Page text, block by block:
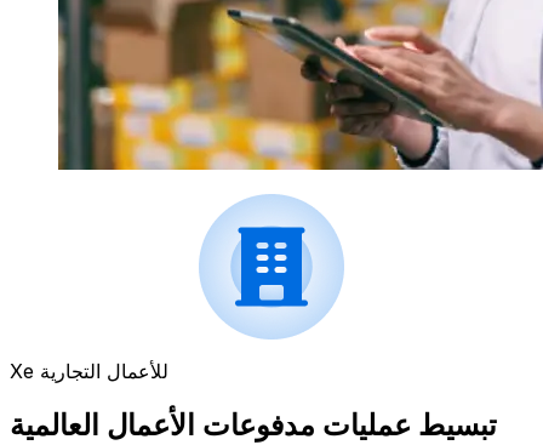
Xe للأعمال التجارية
تبسيط عمليات مدفوعات الأعمال العالمية